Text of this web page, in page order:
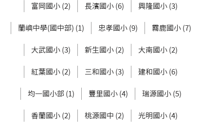
富岡國小 (2) 長濱國小 (6) 興隆國小 (3)
蘭嶼中學(國中部) (1) 忠孝國小 (9) 霧鹿國小 (7)
大武國小 (3) 新生國小 (2) 大南國小 (2)
紅葉國小 (2) 三和國小 (3) 建和國小 (6)
均一國小部 (1) 豐里國小 (4) 瑞源國小 (5)
香蘭國小 (2) 桃源國中 (2) 光明國小 (4)